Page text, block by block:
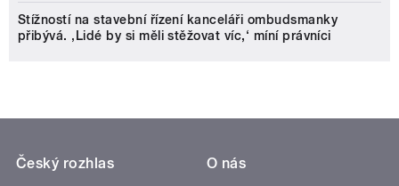
Stížností na stavební řízení kanceláři ombudsmanky
přibývá. ‚Lidé by si měli stěžovat víc,‘ míní právníci
Český rozhlas
O nás